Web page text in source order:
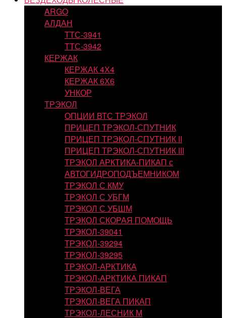
ARGO
АЛДАН
ТТС-3941
ТТС-3942
КЕРЖАК
КЕРЖАК 4Х4
КЕРЖАК 6Х6
УНКОР
ТРЭКОЛ
ОПЦИИ ВТС ТРЭКОЛ
ПРИЦЕП ТРЭКОЛ-СПУТНИК
ПРИЦЕП ТРЭКОЛ-СПУТНИК II
ПРИЦЕП ТРЭКОЛ-СПУТНИК III
ТРЭКОЛ АРКТИКА-ПИКАП с
АВТОГИДРОПОДЪЕМНИКОМ
ТРЭКОЛ С КМУ
ТРЭКОЛ С УБГМ
ТРЭКОЛ С УБШМ
ТРЭКОЛ СКОРАЯ ПОМОЩЬ
ТРЭКОЛ-39041
ТРЭКОЛ-39294
ТРЭКОЛ-39295
ТРЭКОЛ-АРКТИКА
ТРЭКОЛ-АРКТИКА ПИКАП
ТРЭКОЛ-ВЕГА
ТРЭКОЛ-ВЕГА ПИКАП
ТРЭКОЛ-ЛЕСНИК М